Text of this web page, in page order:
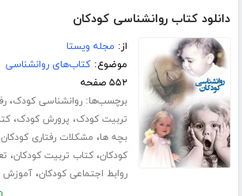
دانلود کتاب روانشناسی کودکان
از: مجله ویستا
موضوع:کتاب‌های روانشناسی
۵۵۲ صفحه
برچسب‌ها:روانشناسی کودک،
تربیت کودک، پرورش کودک،
بچه ها، مشکلات رفتاری کودکان
کودکان،کتاب تربیت کودکان،
روابط اجتماعی کودکان،آموزش